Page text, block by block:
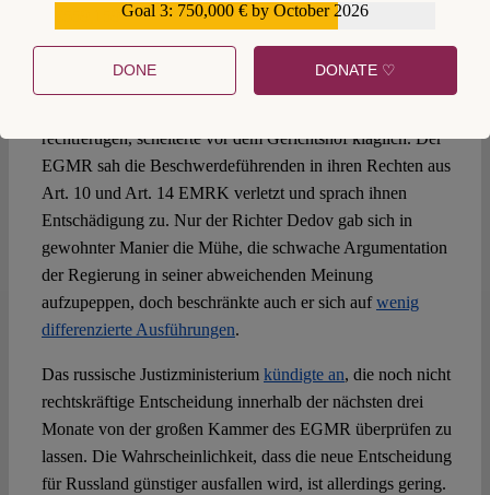
Wissenschaftlichkeit zurückgreifen (Rn. 82).
Der Versuch der russischen Regierung, diskriminierende
rechtfertigen, scheiterte vor dem Gerichtshof kläglich. Der
EGMR sah die Beschwerdeführenden in ihren Rechten aus
Art. 10 und Art. 14 EMRK verletzt und sprach ihnen
Entschädigung zu. Nur der Richter Dedov gab sich in
gewohnter Manier die Mühe, die schwache Argumentation
der Regierung in seiner abweichenden Meinung
aufzupeppen, doch beschränkte auch er sich aufwenig
differenzierte Ausführungen.
Das russische Justizministerium kündigte an, die noch nicht
rechtskräftige Entscheidung innerhalb der nächsten drei
Monate von der großen Kammer des EGMR überprüfen zu
lassen. Die Wahrscheinlichkeit, dass die neue Entscheidung
für Russland günstiger ausfallen wird, ist allerdings gering.
Goal 3: 750,000 € by October 2026
DONE DONATE ♡